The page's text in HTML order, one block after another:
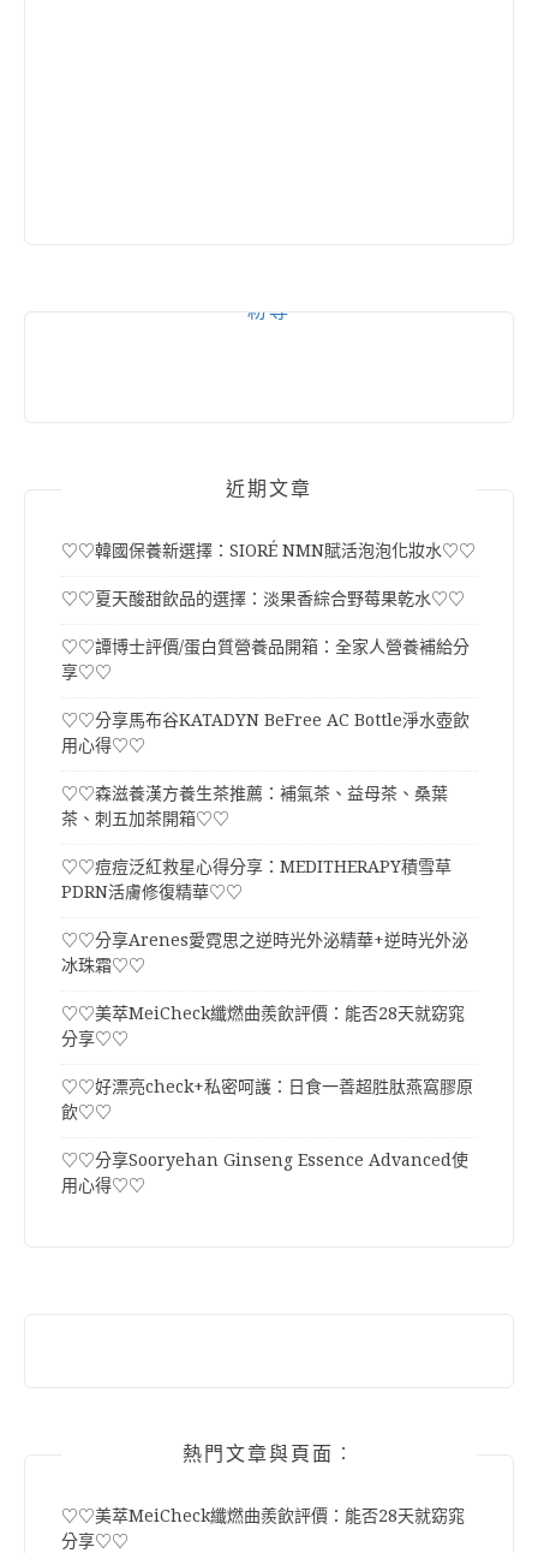
粉專
近期文章
♡♡韓國保養新選擇：SIORÉ NMN賦活泡泡化妝水♡♡
♡♡夏天酸甜飲品的選擇：淡果香綜合野莓果乾水♡♡
♡♡譚博士評價/蛋白質營養品開箱：全家人營養補給分
享♡♡
♡♡分享馬布谷KATADYN BeFree AC Bottle淨水壺飲
用心得♡♡
♡♡森滋養漢方養生茶推薦：補氣茶、益母茶、桑葉
茶、刺五加茶開箱♡♡
♡♡痘痘泛紅救星心得分享：MEDITHERAPY積雪草
PDRN活膚修復精華♡♡
♡♡分享Arenes愛霓思之逆時光外泌精華+逆時光外泌
冰珠霜♡♡
♡♡美萃MeiCheck纖燃曲羨飲評價：能否28天就窈窕
分享♡♡
♡♡好漂亮check+私密呵護：日食一善超胜肽燕窩膠原
飲♡♡
♡♡分享Sooryehan Ginseng Essence Advanced使
用心得♡♡
熱門文章與頁面︰
♡♡美萃MeiCheck纖燃曲羨飲評價：能否28天就窈窕
分享♡♡